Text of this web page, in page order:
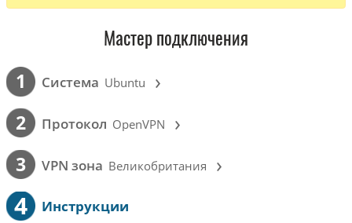
Мастер подключения
1 Cистема Ubuntu ›
2 Протокол OpenVPN ›
3 VPN зона Великобритания ›
4 Инструкции